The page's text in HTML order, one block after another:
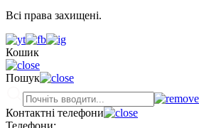
Всі права захищені.
Кошик
Пошук
Контактні телефони
Телефони: